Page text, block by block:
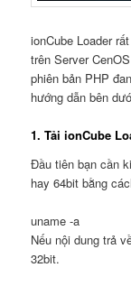
ionCube Loader
trên Server
phiên bản PHP
hướng dẫn bên
1. Tải ionCube
Đầu tiên bạn cần
hay 64bit bằng
uname -a
Nếu nội dung trả
32bit.